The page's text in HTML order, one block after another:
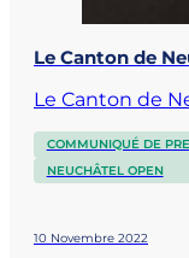
Le Canton de
Le Canton de
COMMUNIQUÉ DE
NEUCHÂTEL OPEN
10 Novembre 2022